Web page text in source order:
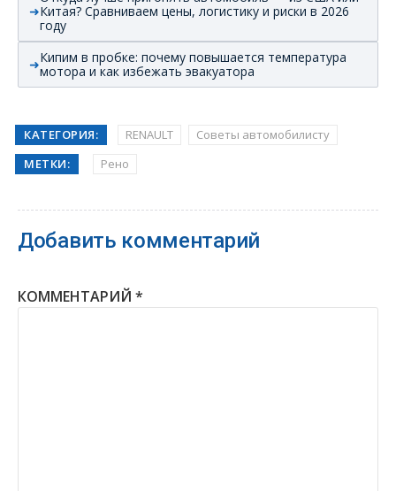
Китая? Сравниваем цены, логистику и риски в 2026
году
Кипим в пробке: почему повышается температура
мотора и как избежать эвакуатора
КАТЕГОРИЯ: RENAULT
Советы автомобилисту
МЕТКИ:
Рено
Добавить комментарий
КОММЕНТАРИЙ *